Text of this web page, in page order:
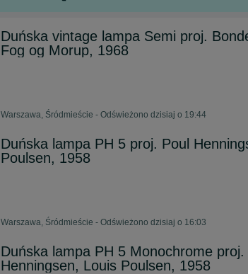
Duńska vintage lampa Semi proj.
Fog og Morup, 1968
Warszawa, Śródmieście - Odświeżono dzisiaj o 19:44
Duńska lampa PH 5 proj. Poul
Poulsen, 1958
Warszawa, Śródmieście - Odświeżono dzisiaj o 16:03
Duńska lampa PH 5 Monochrome proj.
Henningsen, Louis Poulsen, 1958